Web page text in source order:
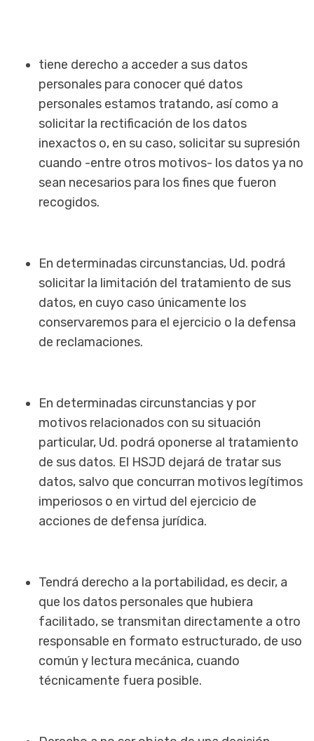
tiene derecho a acceder a sus datos
personales para conocer qué datos
personales estamos tratando, así como a
solicitar la rectificación de los datos
inexactos o, en su caso, solicitar su supresión
cuando -entre otros motivos- los datos ya no
sean necesarios para los fines que fueron
recogidos.
En determinadas circunstancias, Ud. podrá
solicitar la limitación del tratamiento de sus
datos, en cuyo caso únicamente los
conservaremos para el ejercicio o la defensa
de reclamaciones.
En determinadas circunstancias y por
motivos relacionados con su situación
particular, Ud. podrá oponerse al tratamiento
de sus datos. El HSJD dejará de tratar sus
datos, salvo que concurran motivos legítimos
imperiosos o en virtud del ejercicio de
acciones de defensa jurídica.
Tendrá derecho a la portabilidad, es decir, a
que los datos personales que hubiera
facilitado, se transmitan directamente a otro
responsable en formato estructurado, de uso
común y lectura mecánica, cuando
técnicamente fuera posible.